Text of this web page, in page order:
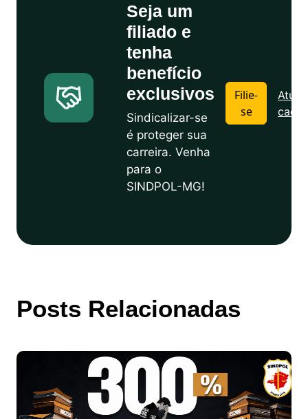
Seja um
filiado e
tenha
benefício
exclusivos
Sindicalizar-se
é proteger sua
carreira. Venha
para o
SINDPOL-MG!
Filie-
se
Posts Relacionadas